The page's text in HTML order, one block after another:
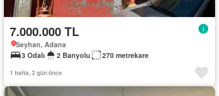
7.000.000 TL
Seyhan, Adana
3 Odalı
2 Banyolu 270 metrekare
1 hafta, 2 gün önce